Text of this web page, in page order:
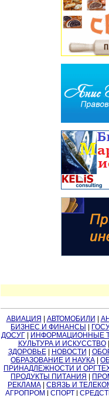
АВИАЦИЯ АВТОМОБИЛИ
БИЗНЕС И ФИНАНСЫ
ДОСУГ| ИНФОРМАЦИОННЫЕ
КУЛЬТУРА И ИСКУССТВО|
ЗДОРОВЬЕ| НОВОСТИ
ОБРАЗОВАНИЕ И НАУКА
ПРИНАДЛЕЖНОСТИ И
ПРОДУКТЫ ПИТАНИЯ
РЕКЛАМА
СВЯЗЬ И
АГРОПРОМ
СПОРТ